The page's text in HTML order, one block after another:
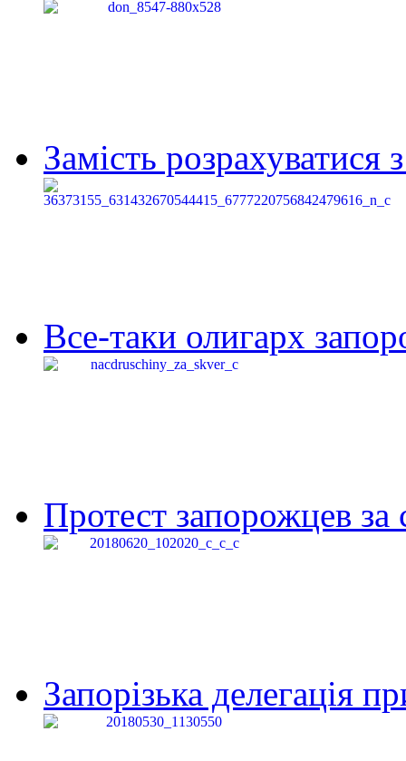
Замість
Все-таки олигарх
Протест запорожцев за
Запорізька делегація